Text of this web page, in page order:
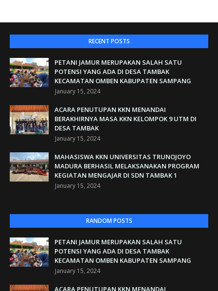
RECENT POSTS
PETANI JAMUR MERUPAKAN SALAH SATU
POTENSI YANG ADA DI DESA TAMBAK
KECAMATAN OMBEN KABUPATEN SAMPANG
January 15, 2024
ACARA PENUTUPAN KKN MENANDAI
BERAKHIRNYA MASA KKN KELOMPOK 9 UTM DI
DESA TAMBAK
January 15, 2024
MAHASISWA KKN UNIVERSITAS TRUNOJOYO
MADURA BERHASIL MELAKSANAKAN PROGRAM
KEGIATAN MENGAJAR DI SDN TAMBAK 1
January 15, 2024
RANDOM POSTS
PETANI JAMUR MERUPAKAN SALAH SATU
POTENSI YANG ADA DI DESA TAMBAK
KECAMATAN OMBEN KABUPATEN SAMPANG
January 15, 2024
ACARA PENUTUPAN KKN MENANDAI